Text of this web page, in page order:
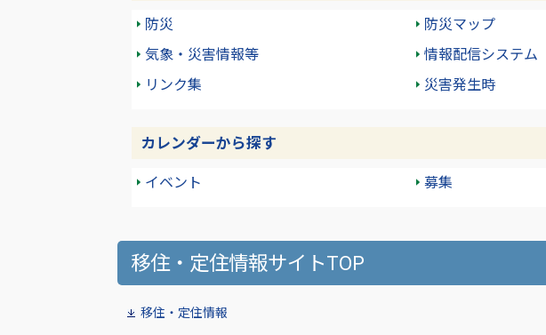
防災 防災マップ
気象・災害情報等
情報配信システム
リンク集
災害発生時
カレンダーから探す
イベント 募集
移住・定住情報サイトTOP
移住・定住情報